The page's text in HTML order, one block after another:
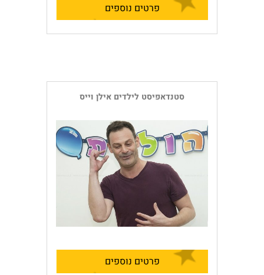
פרטים נוספים
סטנדאפיסט לילדים אילן וייס
פרטים נוספים